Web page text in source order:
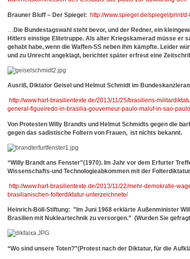
Brauner Bluff – Der Spiegel: http://www.spiegel.de/spiegel/print/
Die Bundestagswahl steht bevor, und der Redner, ein
Hitlers einstige Elitetruppe. Als alter Kriegskamerad müsse er
gehabt habe, wenn die Waffen-SS neben ihm kämpfte. Leider
und zu Unrecht angeklagt, berichtet später erfreut eine
Ausriß, Diktator Geisel und Helmut Schmidt im
http://www.hart-brasilientexte.de/2013/11/25/brasiliens-
general-figueiredo-in-brasilia-gouverneur-paulo-maluf-in-sao-
Von Protesten Willy Brandts und Helmut Schmidts gegen die
gegen das sadistische Foltern von Frauen, ist nichts bekannt.
“Willy Brandt ans Fenster”(1970). Im Jahr vor dem Erfurter
Wissenschafts-und Technologieabkommen mit der
http://www.hart-brasilientexte.de/2013/11/22/mehr-demokratie-
brasilianischen-folterdiktatur-unterzeichnete/
Heinrich-Böll-Stiftung: ”Im Juni 1968 erklärte Außenminister
Brasilien mit Nukleartechnik zu versorgen.” (Wurden Sie
“Wo sind unsere Toten?”(Protest nach der Diktatur, für die